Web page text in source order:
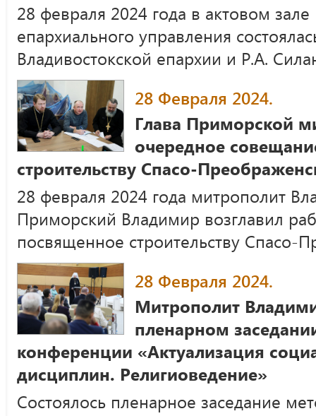
28 февраля 2024 года в актовом зале
епархиального управления
Владивостокской епархии и Р.А.
28 Февраля 2024.
Глава Приморской
очередное
строительству Спасо-
28 февраля 2024 года митрополит
Приморский Владимир возглавил
посвященное строительству Спасо-
28 Февраля 2024.
Митрополит
пленарном
конференции «Актуализация
дисциплин. Религиоведение»
Состоялось пленарное заседание